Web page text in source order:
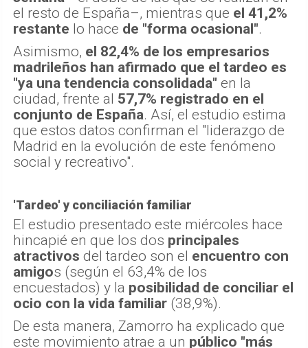
el resto de España–, mientras que el 41,2%
restante lo hace de "forma ocasional".
Asimismo, el 82,4% de los empresarios
madrileños han afirmado que el tardeo es
"ya una tendencia consolidada" en la
ciudad, frente al 57,7% registrado en el
conjunto de España. Así, el estudio estima
que estos datos confirman el "liderazgo de
Madrid en la evolución de este fenómeno
social y recreativo".
'Tardeo' y conciliación familiar
El estudio presentado este miércoles hace
hincapié en que los dos principales
atractivos del tardeo son el encuentro con
amigos (según el 63,4% de los
encuestados) y la posibilidad de conciliar el
ocio con la vida familiar (38,9%).
De esta manera, Zamorro ha explicado que
este movimiento atrae a un público "más